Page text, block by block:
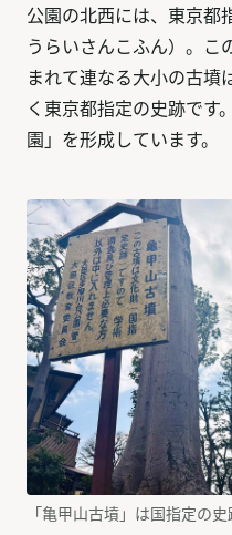
公園の北西には、東京都
うらいさんこふん）。こ
まれて連なる大小の古墳
く東京都指定の史跡です
園」を形成しています。
「亀甲山古墳」は国指定の史